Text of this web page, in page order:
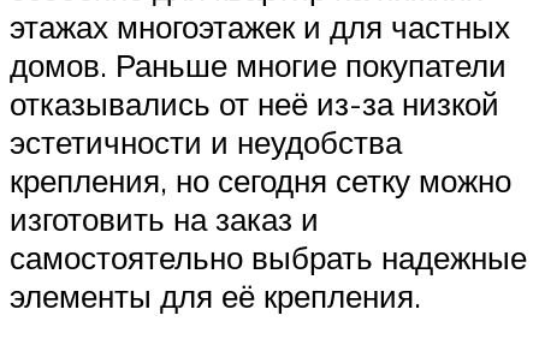
этажах многоэтажек и для частных
домов. Раньше многие покупатели
отказывались от неё из-за низкой
эстетичности и неудобства
крепления, но сегодня сетку можно
изготовить на заказ и
самостоятельно выбрать надежные
элементы для её крепления.